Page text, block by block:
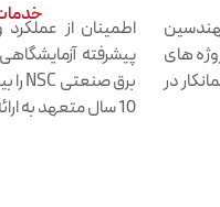
های
در
اطمینان از
پیشرفته
10 سال متعهد به ارائه خدمات پس از فروش باشیم.